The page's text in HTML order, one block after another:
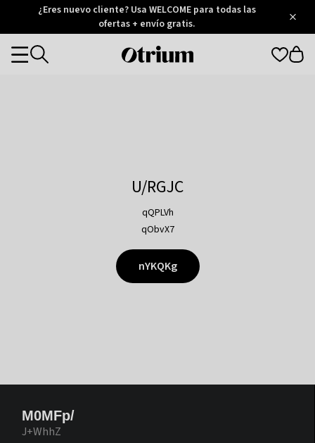
Otrium
Trustpilot
¿Eres nuevo cliente? Usa WELCOME para todas las
ofertas + envío gratis.
Otrium
Categories
U/RGJC
qQPLVh
qObvX7
nYKQKg
M0MFp/
J+WhhZ